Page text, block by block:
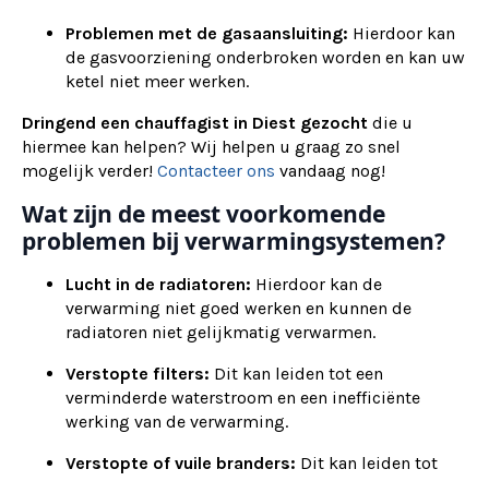
Problemen met de gasaansluiting: Hierdoor kan
de gasvoorziening onderbroken worden en kan uw
ketel niet meer werken.
Dringend een chauffagist in Diest gezocht die u
hiermee kan helpen? Wij helpen u graag zo snel
mogelijk verder! Contacteer ons vandaag nog!
Wat zijn de meest voorkomende
problemen bij verwarmingsystemen?
Lucht in de radiatoren: Hierdoor kan de
verwarming niet goed werken en kunnen de
radiatoren niet gelijkmatig verwarmen.
Verstopte filters: Dit kan leiden tot een
verminderde waterstroom en een inefficiënte
werking van de verwarming.
Verstopte of vuile branders: Dit kan leiden tot